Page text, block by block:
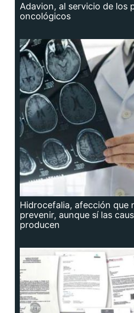
Adavion, al servicio de los
oncológicos
Hidrocefalia, afección que
prevenir, aunque sí las
producen